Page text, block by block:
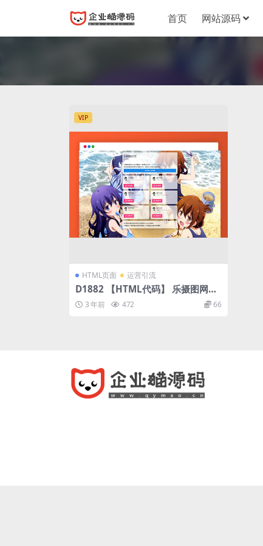
首页 网站源码
VIP
HTML页面 运营引流
D1882 【HTML代码】 乐摄图网站
导航源码下载-导航页
3 年前 472 66